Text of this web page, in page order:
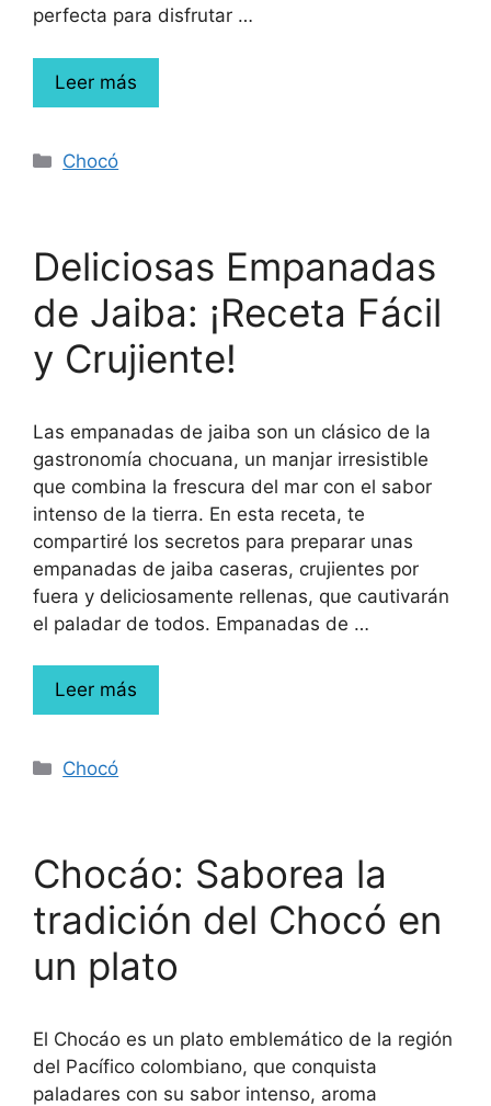
perfecta para disfrutar …
Leer más
Chocó
Deliciosas Empanadas
de Jaiba: ¡Receta Fácil
y Crujiente!
Las empanadas de jaiba son un clásico de la
gastronomía chocuana, un manjar irresistible
que combina la frescura del mar con el sabor
intenso de la tierra. En esta receta, te
compartiré los secretos para preparar unas
empanadas de jaiba caseras, crujientes por
fuera y deliciosamente rellenas, que cautivarán
el paladar de todos. Empanadas de …
Leer más
Chocó
Chocáo: Saborea la
tradición del Chocó en
un plato
El Chocáo es un plato emblemático de la región
del Pacífico colombiano, que conquista
paladares con su sabor intenso, aroma